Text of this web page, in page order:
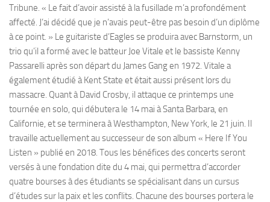
Tribune. « Le fait d’avoir assisté à la fusillade m’a profondément
affecté. J’ai décidé que je n’avais peut-être pas besoin d’un diplôme
à ce point. » Le guitariste d’Eagles se produira avec Barnstorm, un
trio qu’il a formé avec le batteur Joe Vitale et le bassiste Kenny
Passarelli après son départ du James Gang en 1972. Vitale a
également étudié à Kent State et était aussi présent lors du
massacre. Quant à David Crosby, il attaque ce printemps une
tournée en solo, qui débutera le 14 mai à Santa Barbara, en
Californie, et se terminera à Westhampton, New York, le 21 juin. Il
travaille actuellement au successeur de son album « Here If You
Listen » publié en 2018. Tous les bénéfices des concerts seront
versés à une fondation dite du 4 mai, qui permettra d’accorder
quatre bourses à des étudiants se spécialisant dans un cursus
d’études sur la paix et les conflits. Chacune des bourses portera le